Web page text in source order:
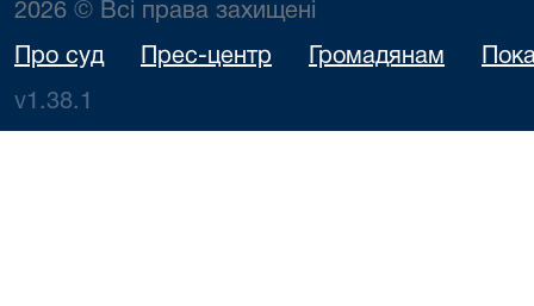
2026 © Всі права захищені
Про суд Прес-центр Громадянам
v1.38.1